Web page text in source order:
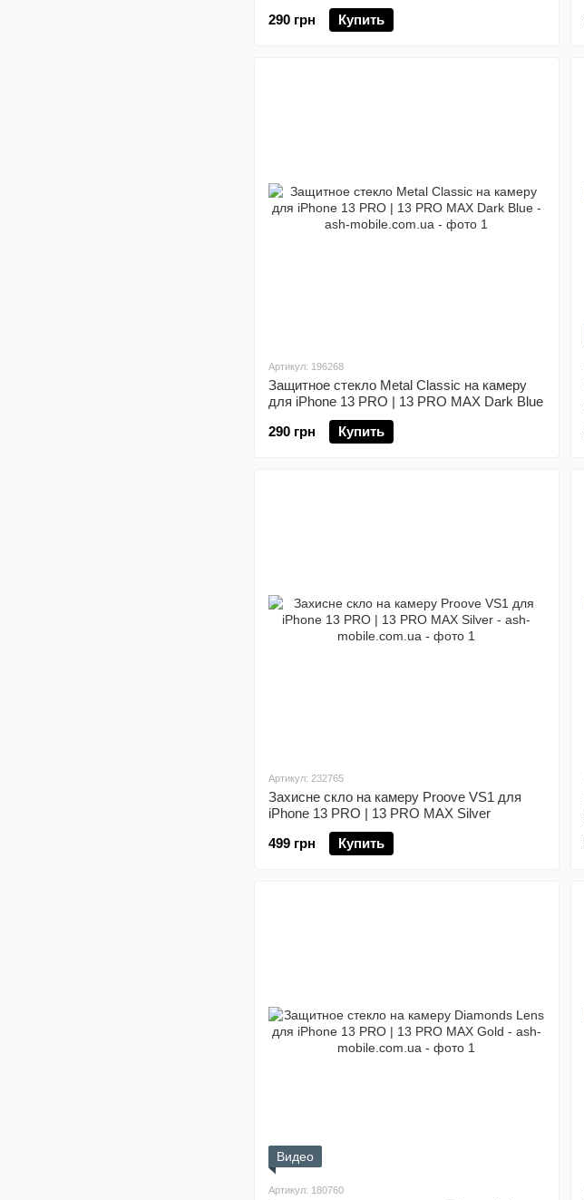
290 грн
Купить
Артикул: 196268
Защитное стекло Metal Classic на камеру
для iPhone 13 PRO | 13 PRO MAX Dark Blue
290 грн
Купить
Артикул: 232765
Захисне скло на камеру Proove VS1 для
iPhone 13 PRO | 13 PRO MAX Silver
499 грн
Купить
Видео
Артикул: 180760